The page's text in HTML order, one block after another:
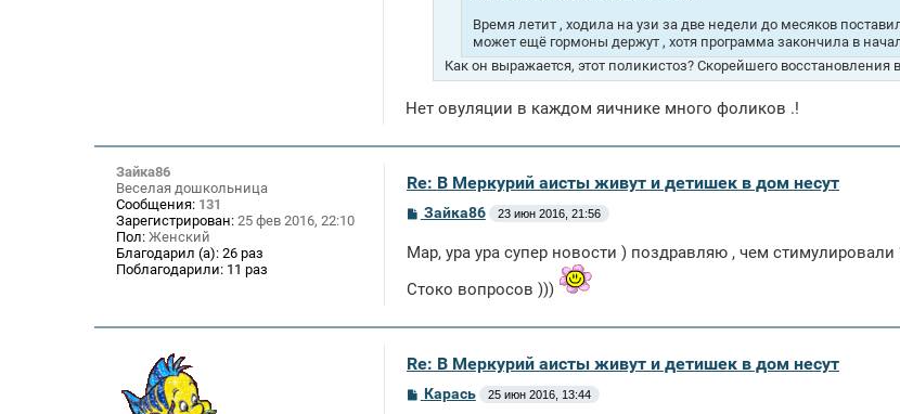
Время летит , ходила на узи за две недели до месяков
может ещё гормоны держут , хотя программа закончила в
Как он выражается, этот поликистоз? Скорейшего восстановления
Нет овуляции в каждом яичнике много фоликов .!
Зайка86
Веселая дошкольница
Сообщения: 131
Зарегистрирован: 25 фев 2016, 22:10
Пол: Женский
Благодарил (а): 26 раз
Поблагодарили: 11 раз
Re: В Меркурий аисты живут и детишек в дом несут
С
б
е
е
Зайка86 23 июн 2016, 21:56
Мар, ура ура супер новости ) поздравляю , чем
Стоко вопросов )))
Re: В Меркурий аисты живут и детишек в дом несут
СКарась 25 июн 2016, 13:44